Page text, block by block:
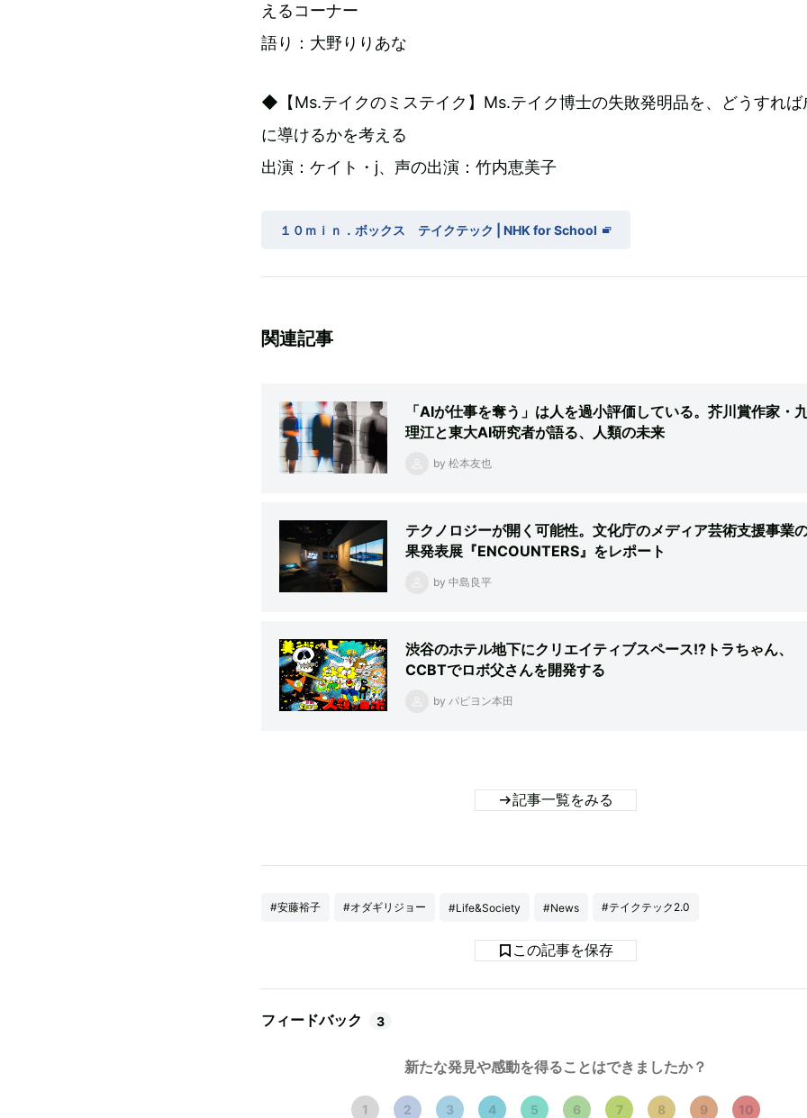
えるコーナー
語り：大野りりあな
◆【Ms.テイクのミステイク】Ms.テイク博士の失敗発明品を、どうすれば
に導けるかを考える
出演：ケイト・j、声の出演：竹内恵美子
１０ｍｉｎ．ボックス テイクテック | NHK for School
関連記事
「AIが仕事を奪う」は人を過小評価している。芥川賞作家・
理江と東大AI研究者が語る、人類の未来
by 松本友也
テクノロジーが開く可能性。文化庁のメディア芸術支援事業
果発表展『ENCOUNTERS』をレポート
by 中島良平
渋谷のホテル地下にクリエイティブスペース!?トラちゃん、
CCBTでロボ父さんを開発する
by パピヨン本田
記事一覧をみる
#安藤裕子 #オダギリジョー #Life&Society #News #テイクテック2.0
この記事を保存
フィードバック 3
新たな発見や感動を得ることはできましたか？
1 2 3 4 5 6 7 8 9 10